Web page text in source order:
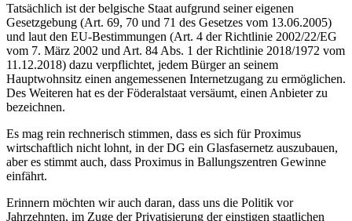
Tatsächlich ist der belgische Staat aufgrund seiner eigenen
Gesetzgebung (Art. 69, 70 und 71 des Gesetzes vom 13.06.2005)
und laut den EU-Bestimmungen (Art. 4 der Richtlinie 2002/22/EG
vom 7. März 2002 und Art. 84 Abs. 1 der Richtlinie 2018/1972 vom
11.12.2018) dazu verpflichtet, jedem Bürger an seinem
Hauptwohnsitz einen angemessenen Internetzugang zu ermöglichen.
Des Weiteren hat es der Föderalstaat versäumt, einen Anbieter zu
bezeichnen.
Es mag rein rechnerisch stimmen, dass es sich für Proximus
wirtschaftlich nicht lohnt, in der DG ein Glasfasernetz auszubauen,
aber es stimmt auch, dass Proximus in Ballungszentren Gewinne
einfährt.
Erinnern möchten wir auch daran, dass uns die Politik vor
Jahrzehnten, im Zuge der Privatisierung der einstigen staatlichen